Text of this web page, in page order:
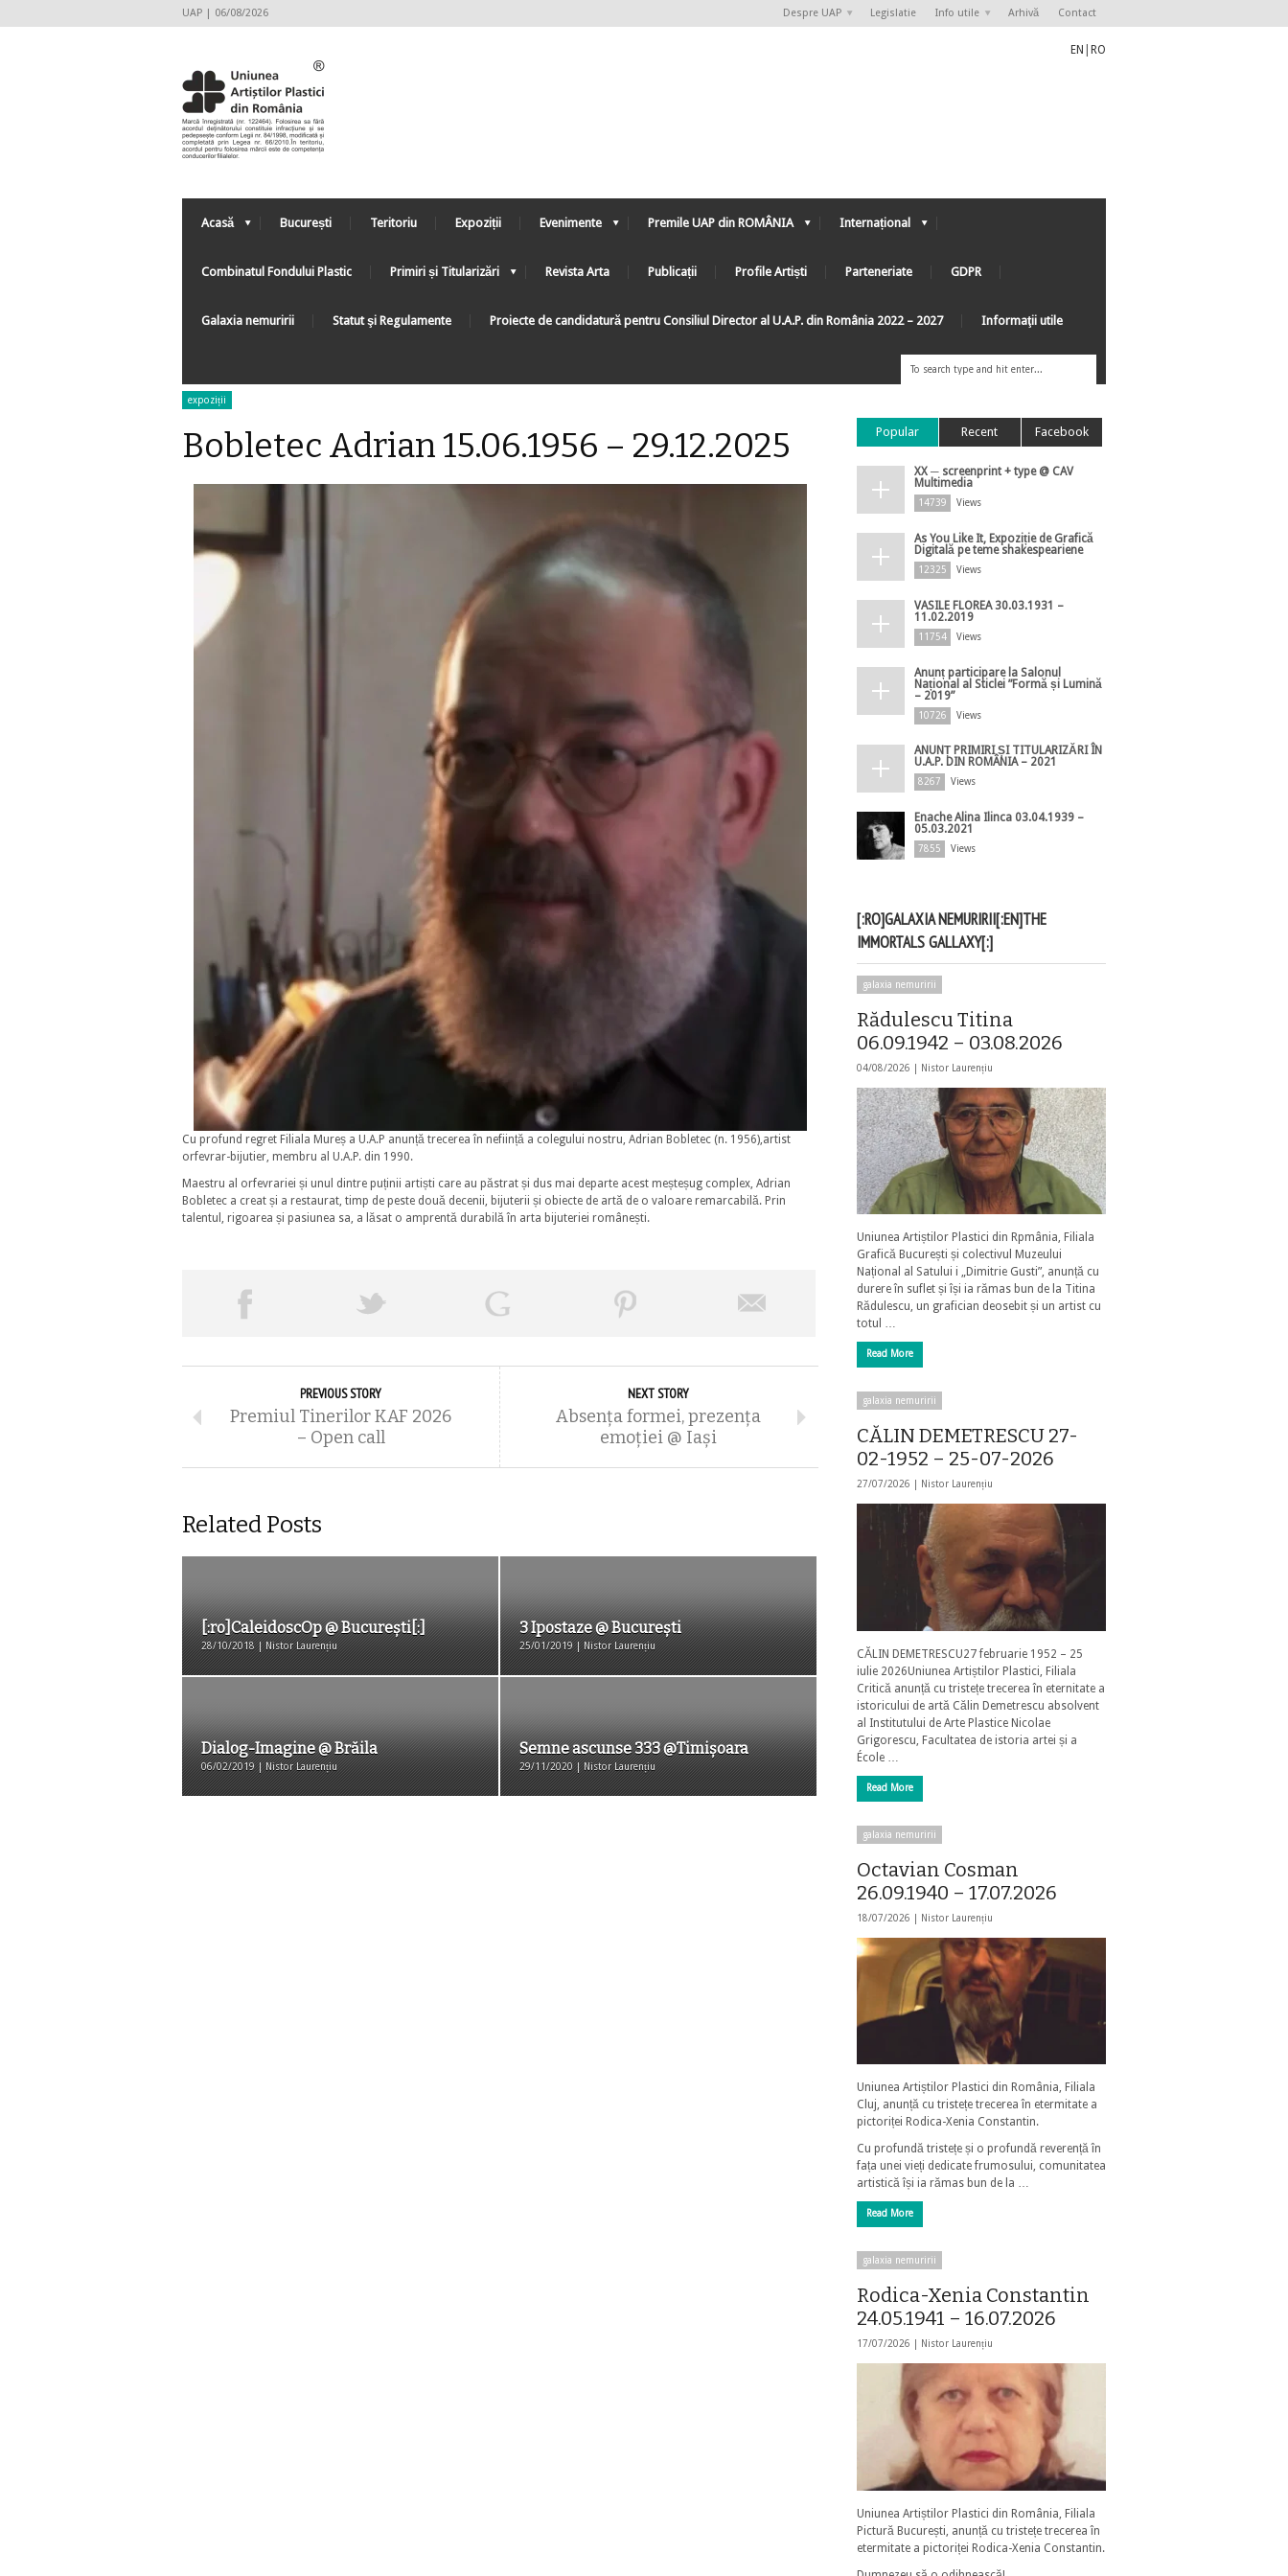
UAP | 06/08/2026 Despre UAP Legislatie Info utile Arhivă Contact
EN RO
Acasă București Teritoriu Expoziții Evenimente Premile UAP din ROMÂNIA Internațional
Combinatul Fondului Plastic Primiri și Titularizări Revista Arta Publicații Profile Artiști Parteneriate GDPR
Galaxia nemuririi Statut şi Regulamente Proiecte de candidatură pentru Consiliul Director al U.A.P. din România 2022 – 2027 Informaţii utile
expoziții
Bobletec Adrian 15.06.1956 – 29.12.2025
Cu profund regret Filiala Mureș a U.A.P anunță trecerea în neființă a colegului nostru, Adrian Bobletec (n. 1956),artist
orfevrar-bijutier, membru al U.A.P. din 1990.
Maestru al orfevrariei și unul dintre puținii artiști care au păstrat și dus mai departe acest meșteșug complex, Adrian
Bobletec a creat și a restaurat, timp de peste două decenii, bijuterii și obiecte de artă de o valoare remarcabilă. Prin
talentul, rigoarea și pasiunea sa, a lăsat o amprentă durabilă în arta bijuteriei românești.
PREVIOUS STORY
Premiul Tinerilor KAF 2026
– Open call
NEXT STORY
Absenţa formei, prezenţa
emoţiei @ Iaşi
Related Posts
[:ro]CaleidoscOp @ București[:]
28/10/2018 | Nistor Laurențiu
3 Ipostaze @ București
25/01/2019 | Nistor Laurențiu
Dialog-Imagine @ Brăila
06/02/2019 | Nistor Laurențiu
Semne ascunse 333 @Timișoara
29/11/2020 | Nistor Laurențiu
Popular Recent Facebook
XX ─ screenprint + type @ CAV
Multimedia
14739 Views
As You Like It, Expoziție de Grafică
Digitală pe teme shakespeariene
12325 Views
VASILE FLOREA 30.03.1931 –
11.02.2019
11754 Views
Anunț participare la Salonul
Național al Sticlei ”Formă și Lumină
– 2019”
10726 Views
ANUNȚ PRIMIRI ȘI TITULARIZĂRI ÎN
U.A.P. DIN ROMÂNIA – 2021
8267 Views
Enache Alina Ilinca 03.04.1939 –
05.03.2021
7855 Views
[:RO]GALAXIA NEMURIRII[:EN]THE
IMMORTALS GALLAXY[:]
galaxia nemuririi
Rădulescu Titina
06.09.1942 – 03.08.2026
04/08/2026 | Nistor Laurențiu
Uniunea Artiștilor Plastici din Rpmânia, Filiala
Grafică București și colectivul Muzeului
Național al Satului i „Dimitrie Gusti”, anunță cu
durere în suflet și își ia rămas bun de la Titina
Rădulescu, un grafician deosebit și un artist cu
totul …
Read More
galaxia nemuririi
CĂLIN DEMETRESCU 27-
02-1952 – 25-07-2026
27/07/2026 | Nistor Laurențiu
CĂLIN DEMETRESCU27 februarie 1952 – 25
iulie 2026Uniunea Artiștilor Plastici, Filiala
Critică anunță cu tristețe trecerea în eternitate a
istoricului de artă Călin Demetrescu absolvent
al Institutului de Arte Plastice Nicolae
Grigorescu, Facultatea de istoria artei și a
École …
Read More
galaxia nemuririi
Octavian Cosman
26.09.1940 – 17.07.2026
18/07/2026 | Nistor Laurențiu
Uniunea Artiștilor Plastici din România, Filiala
Cluj, anunță cu tristețe trecerea în etermitate a
pictoriței Rodica-Xenia Constantin.
Cu profundă tristețe și o profundă reverență în
fața unei vieți dedicate frumosului, comunitatea
artistică își ia rămas bun de la …
Read More
galaxia nemuririi
Rodica-Xenia Constantin
24.05.1941 – 16.07.2026
17/07/2026 | Nistor Laurențiu
Uniunea Artiștilor Plastici din România, Filiala
Pictură București, anunță cu tristețe trecerea în
etermitate a pictoriței Rodica-Xenia Constantin.